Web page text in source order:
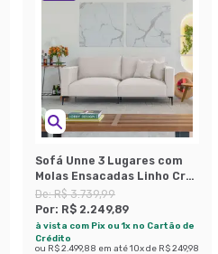
Sofá Unne 3 Lugares com
Molas Ensacadas Linho Cru
200 cm
De:R$ 3.739,99
Por: R$ 2.249,89
à vista com Pix ou 1x no Cartão de
Crédito
ou R$ 2.499,88 em até10x de R$ 249,98